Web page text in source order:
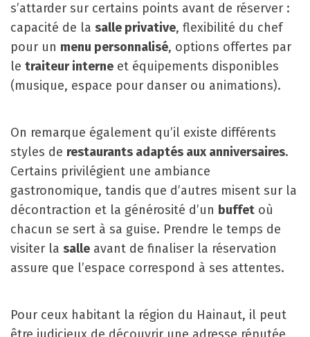
s’attarder sur certains points avant de réserver :
capacité de la salle privative, flexibilité du chef
pour un menu personnalisé, options offertes par
le traiteur interne et équipements disponibles
(musique, espace pour danser ou animations).
On remarque également qu’il existe différents
styles de restaurants adaptés aux anniversaires.
Certains privilégient une ambiance
gastronomique, tandis que d’autres misent sur la
décontraction et la générosité d’un buffet où
chacun se sert à sa guise. Prendre le temps de
visiter la salle avant de finaliser la réservation
assure que l’espace correspond à ses attentes.
Pour ceux habitant la région du Hainaut, il peut